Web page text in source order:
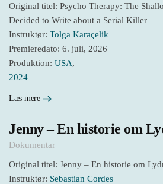
Original titel: Psycho Therapy: The
Decided to Write about a Serial Killer
Instruktør: Tolga Karaçelik
Premieredato: 6. juli, 2026
Produktion: USA,
2024
Læs mere
Jenny – En historie om
Dokumentar
Original titel: Jenny – En historie om
Instruktør: Sebastian Cordes